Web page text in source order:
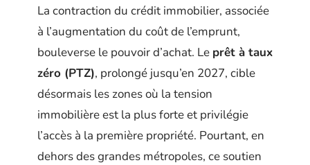
La contraction du crédit immobilier, associée
à l’augmentation du coût de l’emprunt,
bouleverse le pouvoir d’achat. Le prêt à taux
zéro (PTZ), prolongé jusqu’en 2027, cible
désormais les zones où la tension
immobilière est la plus forte et privilégie
l’accès à la première propriété. Pourtant, en
dehors des grandes métropoles, ce soutien